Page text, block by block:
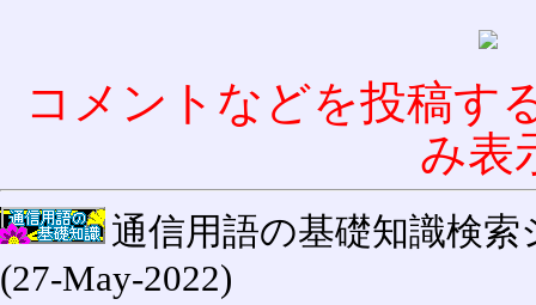
コメントなどを投稿す
み表
通信用語の基礎知識検索
(27-May-2022)